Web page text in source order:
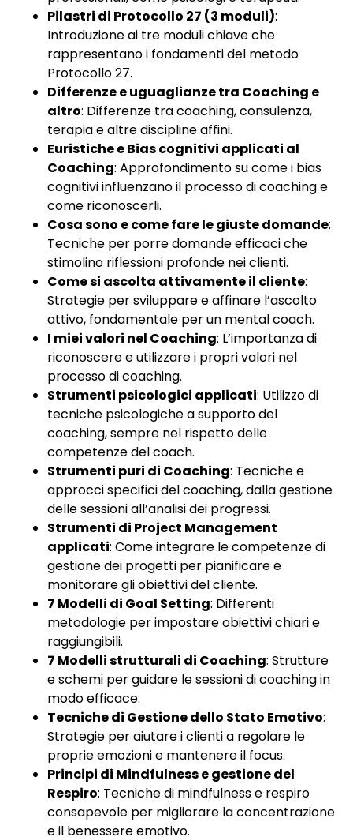
Pilastri di Protocollo 27 (3 moduli):
Introduzione ai tre moduli chiave che
rappresentano i fondamenti del metodo
Protocollo 27.
Differenze e uguaglianze tra Coaching e
altro: Differenze tra coaching, consulenza,
terapia e altre discipline affini.
Euristiche e Bias cognitivi applicati al
Coaching: Approfondimento su come i bias
cognitivi influenzano il processo di coaching e
come riconoscerli.
Cosa sono e come fare le giuste domande:
Tecniche per porre domande efficaci che
stimolino riflessioni profonde nei clienti.
Come si ascolta attivamente il cliente:
Strategie per sviluppare e affinare l’ascolto
attivo, fondamentale per un mental coach.
I miei valori nel Coaching: L’importanza di
riconoscere e utilizzare i propri valori nel
processo di coaching.
Strumenti psicologici applicati: Utilizzo di
tecniche psicologiche a supporto del
coaching, sempre nel rispetto delle
competenze del coach.
Strumenti puri di Coaching: Tecniche e
approcci specifici del coaching, dalla gestione
delle sessioni all’analisi dei progressi.
Strumenti di Project Management
applicati: Come integrare le competenze di
gestione dei progetti per pianificare e
monitorare gli obiettivi del cliente.
7 Modelli di Goal Setting: Differenti
metodologie per impostare obiettivi chiari e
raggiungibili.
7 Modelli strutturali di Coaching: Strutture
e schemi per guidare le sessioni di coaching in
modo efficace.
Tecniche di Gestione dello Stato Emotivo:
Strategie per aiutare i clienti a regolare le
proprie emozioni e mantenere il focus.
Principi di Mindfulness e gestione del
Respiro: Tecniche di mindfulness e respiro
consapevole per migliorare la concentrazione
e il benessere emotivo.